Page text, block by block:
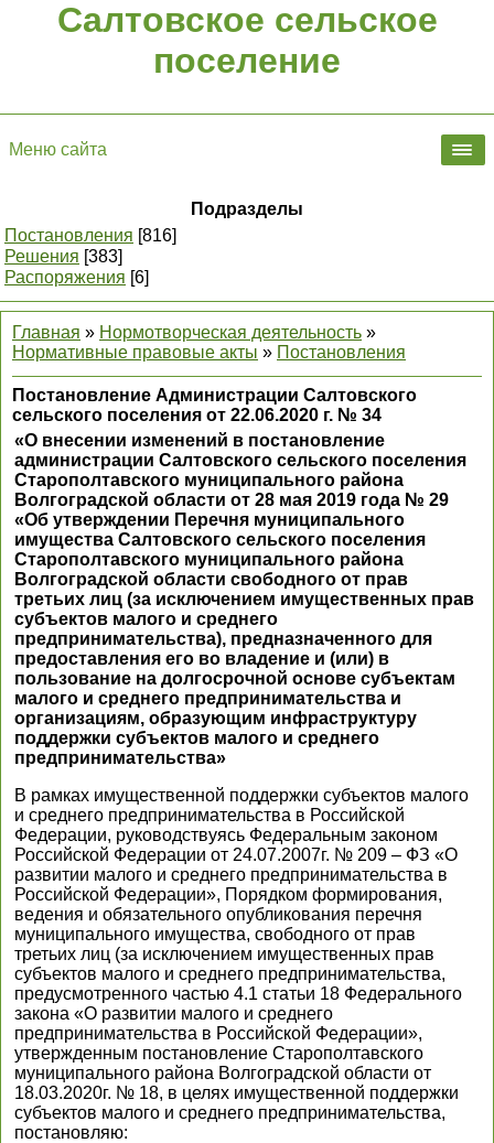
Салтовское сельское
поселение
Меню сайта
Подразделы
Постановления [816]
Решения [383]
Распоряжения [6]
Главная » Нормотворческая деятельность »
Нормативные правовые акты » Постановления
Постановление Администрации Салтовского
сельского поселения от 22.06.2020 г. № 34
«О внесении изменений в постановление
администрации Салтовского сельского поселения
Старополтавского муниципального района
Волгоградской области от 28 мая 2019 года № 29
«Об утверждении Перечня муниципального
имущества Салтовского сельского поселения
Старополтавского муниципального района
Волгоградской области свободного от прав
третьих лиц (за исключением имущественных прав
субъектов малого и среднего
предпринимательства), предназначенного для
предоставления его во владение и (или) в
пользование на долгосрочной основе субъектам
малого и среднего предпринимательства и
организациям, образующим инфраструктуру
поддержки субъектов малого и среднего
предпринимательства»
В рамках имущественной поддержки субъектов малого
и среднего предпринимательства в Российской
Федерации, руководствуясь Федеральным законом
Российской Федерации от 24.07.2007г. № 209 – ФЗ «О
развитии малого и среднего предпринимательства в
Российской Федерации», Порядком формирования,
ведения и обязательного опубликования перечня
муниципального имущества, свободного от прав
третьих лиц (за исключением имущественных прав
субъектов малого и среднего предпринимательства,
предусмотренного частью 4.1 статьи 18 Федерального
закона «О развитии малого и среднего
предпринимательства в Российской Федерации»,
утвержденным постановление Старополтавского
муниципального района Волгоградской области от
18.03.2020г. № 18, в целях имущественной поддержки
субъектов малого и среднего предпринимательства,
постановляю: